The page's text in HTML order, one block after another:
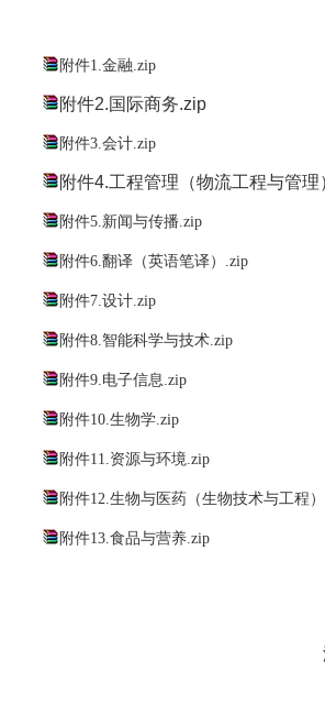
附件1.金融.zip
附件2.国际商务.zip
附件3.会计.zip
附件4.工程管理（物流工程与管理
附件5.新闻与传播.zip
附件6.翻译（英语笔译）.zip
附件7.设计.zip
附件8.智能科学与技术.zip
附件9.电子信息.zip
附件10.生物学.zip
附件11.资源与环境.zip
附件12.生物与医药（生物技术与工程
附件13.食品与营养.zip